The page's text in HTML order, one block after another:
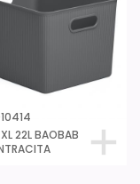
22L BAOBAB